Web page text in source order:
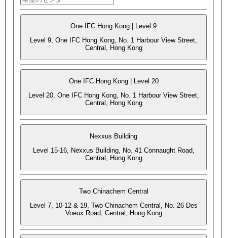
One IFC Hong Kong | Level 9
Level 9, One IFC Hong Kong, No. 1 Harbour View Street,
Central, Hong Kong
One IFC Hong Kong | Level 20
Level 20, One IFC Hong Kong, No. 1 Harbour View Street,
Central, Hong Kong
Nexxus Building
Level 15-16, Nexxus Building, No. 41 Connaught Road,
Central, Hong Kong
Two Chinachem Central
Level 7, 10-12 & 19, Two Chinachem Central, No. 26 Des
Voeux Road, Central, Hong Kong